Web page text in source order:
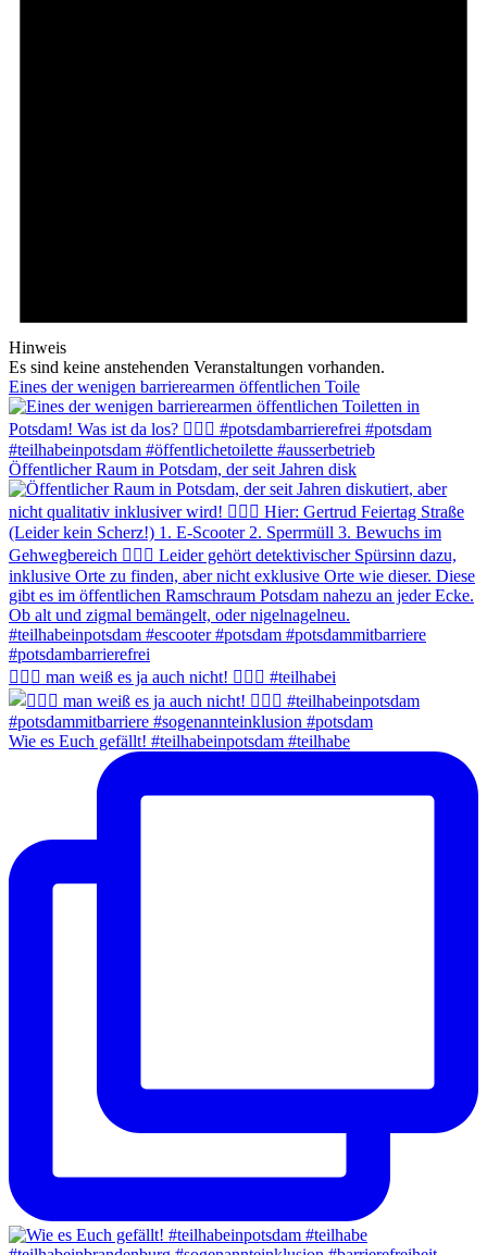
Hinweis
Es sind keine anstehenden Veranstaltungen vorhanden.
Eines der wenigen barrierearmen öffentlichen Toile
Öffentlicher Raum in Potsdam, der seit Jahren disk
🤷🏻‍♂️ man weiß es ja auch nicht! 🤦🏼‍♂️ #teilhabei
Wie es Euch gefällt! #teilhabeinpotsdam #teilhabe